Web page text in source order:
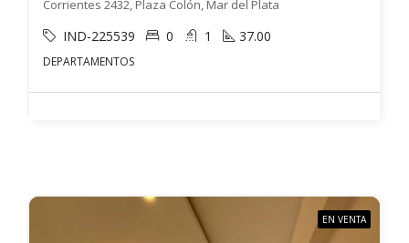
Corrientes 2432, Plaza Colón, Mar del Plata
IND-225539 0 1 37.00
DEPARTAMENTOS
EN VENTA